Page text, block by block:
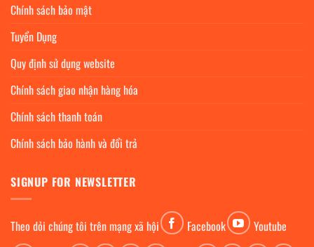
Chính sách bảo mật
Tuyển Dụng
Quy định sử dụng website
Chính sách giao nhận hàng hóa
Chính sách thanh toán
Chính sách bảo hành và đổi trả
SIGNUP FOR NEWSLETTER
Theo dỏi chúng tôi trên mạng xã hội Facebook Youtube